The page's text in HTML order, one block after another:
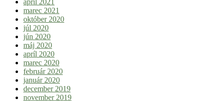
marec 2021
október 2020
júl 2020
jún 2020
máj 2020
apríl 2020
marec 2020
február 2020
január 2020
december 2019
november 2019